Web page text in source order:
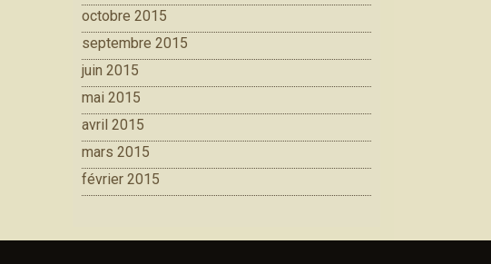
octobre 2015
septembre 2015
juin 2015
mai 2015
avril 2015
mars 2015
février 2015